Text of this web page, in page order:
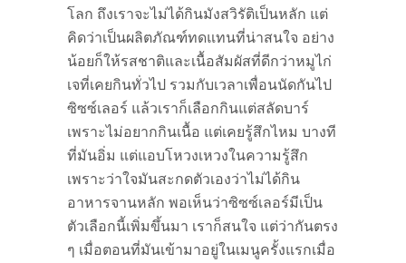
โลก ถึงเราจะไม่ได้กินมังสวิรัติเป็นหลัก แต่
คิดว่าเป็นผลิตภัณฑ์ทดแทนที่น่าสนใจ อย่าง
น้อยก็ให้รสชาติและเนื้อสัมผัสที่ดีกว่าหมูไก่
เจที่เคยกินทั่วไป รวมกับเวลาเพื่อนนัดกันไป
ซิซซ์เลอร์ แล้วเราก็เลือกกินแต่สลัดบาร์
เพราะไม่อยากกินเนื้อ แต่เคยรู้สึกไหม บางที
ที่มันอิ่ม แต่แอบโหวงเหวงในความรู้สึก
เพราะว่าใจมันสะกดตัวเองว่าไม่ได้กิน
อาหารจานหลัก พอเห็นว่าซิซซ์เลอร์มีเป็น
ตัวเลือกนี้เพิ่มขึ้นมา เราก็สนใจ แต่ว่ากันตรง
ๆ เมื่อตอนที่มันเข้ามาอยู่ในเมนูครั้งแรกเมื่อ